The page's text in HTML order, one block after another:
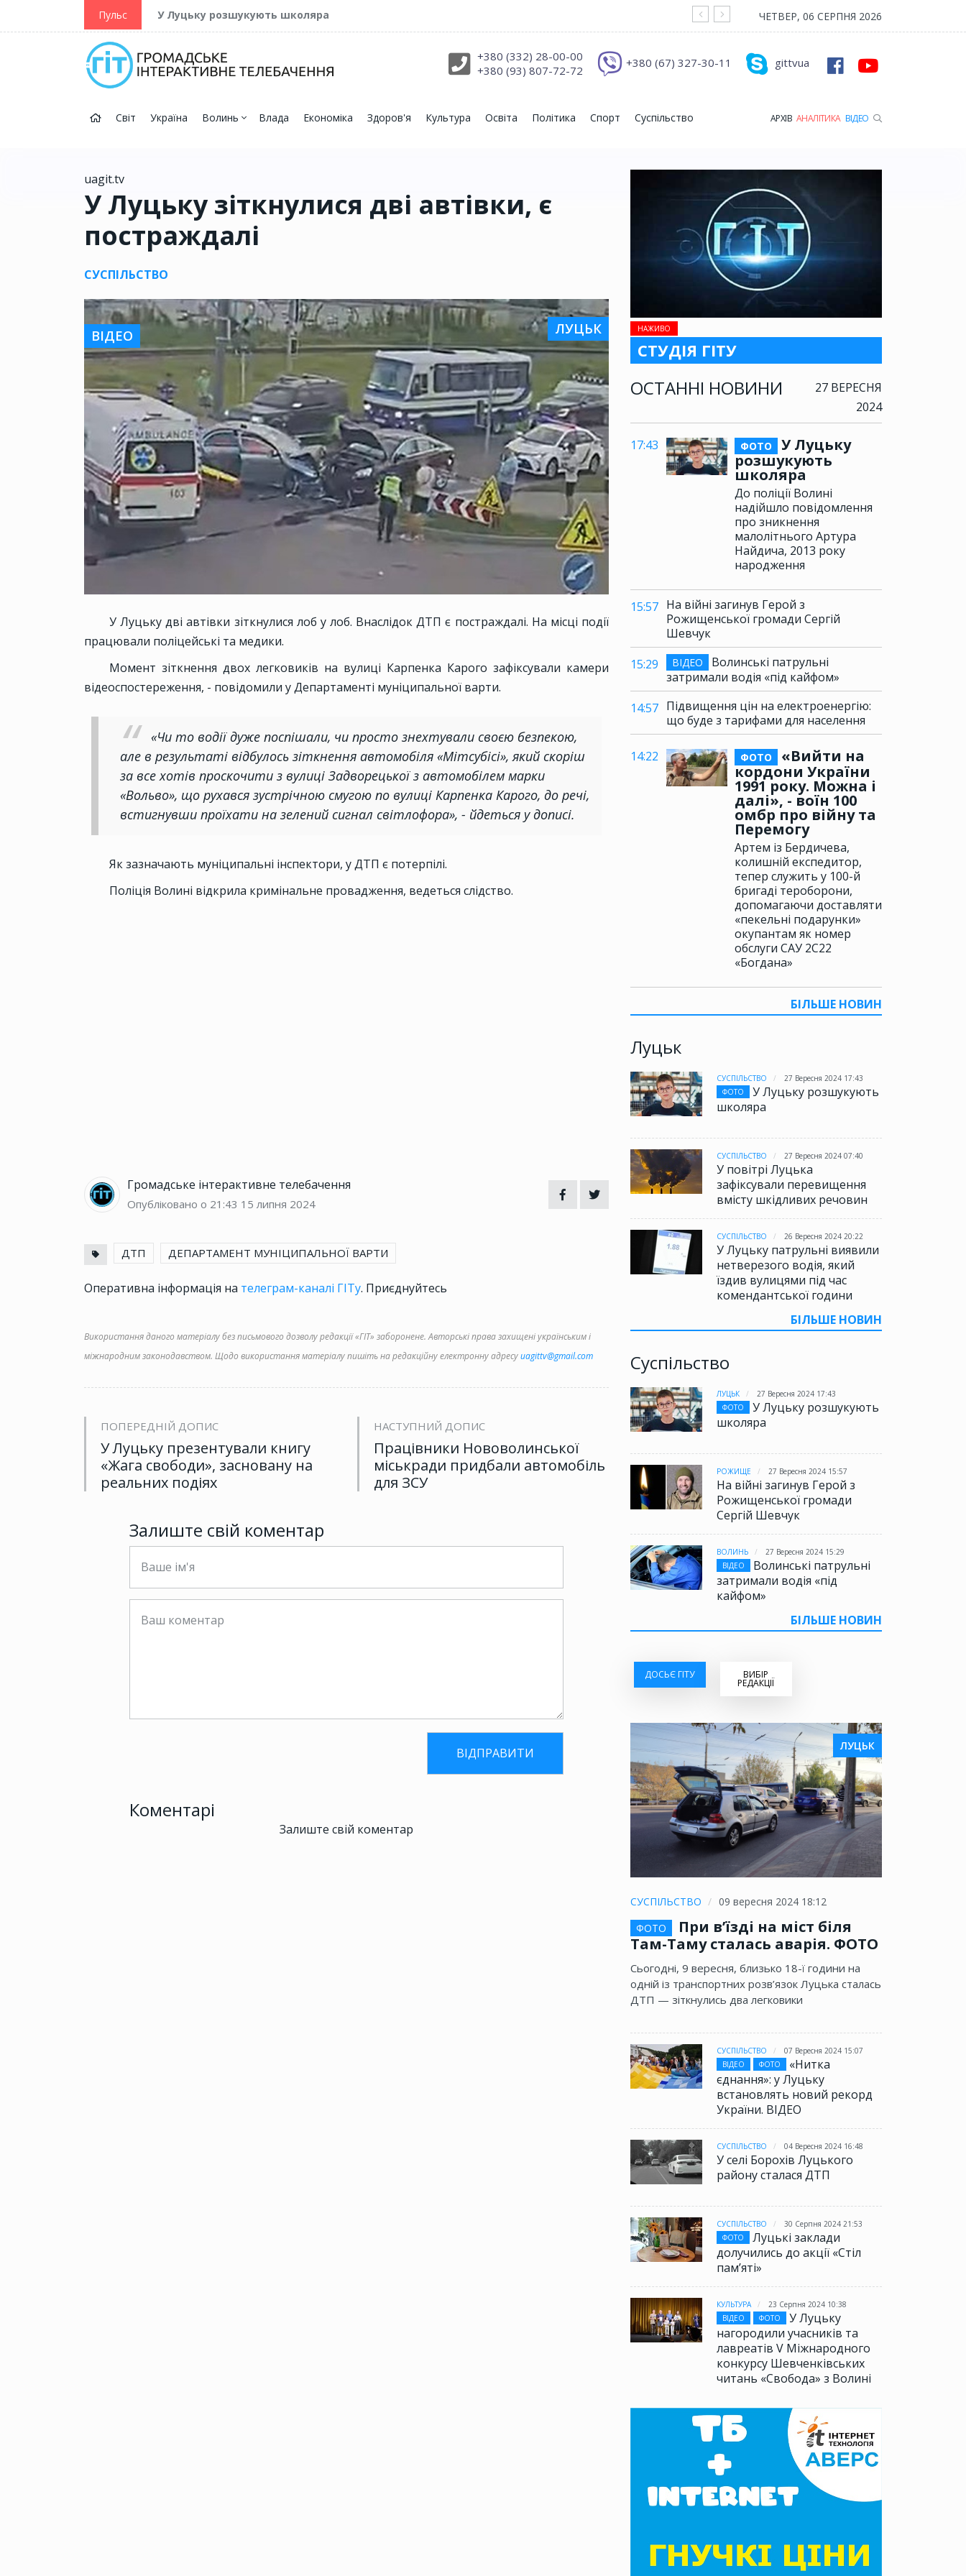
Пульс У Луцьку розшукують школяра На війні загинув Герой з Рожищенської
ЧЕТВЕР, 06 СЕРПНЯ 2026
gittvua
+380 (67) 327-30-11
+380 (332) 28-00-00
+380 (93) 807-72-72
Світ Україна Волинь Влада Економіка Здоров'я Культура Освіта Політика Спорт Суспільство АРХІВ АНАЛІТИКА ВІДЕО
НАЖИВО
СТУДІЯ ГІТУ
ОСТАННІ НОВИНИ
27 ВЕРЕСНЯ
2024
17:43 ФОТО
У Луцьку
розшукують
школяра
До поліції Волині
надійшло повідомлення
про зникнення
малолітнього Артура
Найдича, 2013 року
народження
15:57 На війні загинув Герой з
Рожищенської громади Сергій
Шевчук
15:29
ВІДЕО
Волинські патрульні
затримали водія «під кайфом»
14:57 Підвищення цін на електроенергію:
що буде з тарифами для населення
14:22 ФОТО
«Вийти на
кордони України
1991 року. Можна і
далі», - воїн 100
омбр про війну та
Перемогу
Артем із Бердичева,
колишній експедитор,
тепер служить у 100-й
бригаді тероборони,
допомагаючи доставляти
«пекельні подарунки»
окупантам як номер
обслуги САУ 2С22
«Богдана»
БІЛЬШЕ НОВИН
Луцьк
СУСПІЛЬСТВО
27 Вересня 2024 17:43
ФОТО
У Луцьку розшукують
школяра
СУСПІЛЬСТВО 27 Вересня 2024 07:40
У повітрі Луцька
зафіксували перевищення
вмісту шкідливих речовин
СУСПІЛЬСТВО 26 Вересня 2024 20:22
У Луцьку патрульні виявили
нетверезого водія, який
їздив вулицями під час
комендантської години
БІЛЬШЕ НОВИН
Суспільство
ЛУЦЬК
27 Вересня 2024 17:43
ФОТО
У Луцьку розшукують
школяра
РОЖИЩЕ 27 Вересня 2024 15:57
На війні загинув Герой з
Рожищенської громади
Сергій Шевчук
ВОЛИНЬ
27 Вересня 2024 15:29
ВІДЕО
Волинські патрульні
затримали водія «під
кайфом»
БІЛЬШЕ НОВИН
ДОСЬЄ ГІТУ ВИБІР
РЕДАКЦІЇ
ЛУЦЬК
СУСПІЛЬСТВО
09 вересня 2024 18:12
ФОТО
При в’їзді на міст біля
Там-Таму сталась аварія. ФОТО
Сьогодні, 9 вересня, близько 18-ї години на
одній із транспортних розв’язок Луцька сталась
ДТП — зіткнулись два легковики
СУСПІЛЬСТВО
07 Вересня 2024 15:07
ВІДЕО
ФОТО
«Нитка
єднання»: у Луцьку
встановлять новий рекорд
України. ВІДЕО
СУСПІЛЬСТВО 04 Вересня 2024 16:48
У селі Борохів Луцького
району сталася ДТП
СУСПІЛЬСТВО
30 Серпня 2024 21:53
ФОТО
Луцькі заклади
долучились до акції «Стіл
памʼяті»
КУЛЬТУРА
23 Серпня 2024 10:38
ВІДЕО
ФОТО
У Луцьку
нагородили учасників та
лавреатів V Міжнародного
конкурсу Шевченківських
читань «Свобода» з Волині
uagit.tv
У Луцьку зіткнулися дві автівки, є
постраждалі
СУСПІЛЬСТВО
ВІДЕО ЛУЦЬК
У Луцьку дві автівки зіткнулися лоб у лоб. Внаслідок ДТП є постраждалі. На місці події
працювали поліцейські та медики.
Момент зіткнення двох легковиків на вулиці Карпенка Карого зафіксували камери
відеоспостереження, - повідомили у Департаменті муніципальної варти.
«Чи то водії дуже поспішали, чи просто знехтували своєю безпекою,
але в результаті відбулось зіткнення автомобіля «Мітсубісі», який скоріш
за все хотів проскочити з вулиці Задворецької з автомобілем марки
«Вольво», що рухався зустрічною смугою по вулиці Карпенка Карого, до речі,
встигнувши проїхати на зелений сигнал світлофора», - йдеться у дописі.
Як зазначають муніципальні інспектори, у ДТП є потерпілі.
Поліція Волині відкрила кримінальне провадження, ведеться слідство.
Громадське інтерактивне телебачення
Опубліковано о 21:43 15 липня 2024
ДТП ДЕПАРТАМЕНТ МУНІЦИПАЛЬНОЇ ВАРТИ
Оперативна інформація на телеграм-каналі ГІТу. Приєднуйтесь
Використання даного матеріалу без письмового дозволу редакції «ГІТ» заборонене. Авторські права захищені українським і
міжнародним законодавством. Щодо використання матеріалу пишіть на редакційну електронну адресуuagittv@gmail.com
ПОПЕРЕДНІЙ ДОПИС
У Луцьку презентували книгу
«Жага свободи», засновану на
реальних подіях
НАСТУПНИЙ ДОПИС
Працівники Нововолинської
міськради придбали автомобіль
для ЗСУ
Залиште свій коментар
Коментарі
Залиште свій коментар